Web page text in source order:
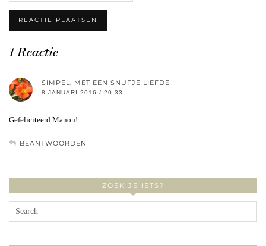
1 Reactie
SIMPEL, MET EEN SNUFJE LIEFDE
8 JANUARI 2016 / 20:33
Gefeliciteerd Manon!
BEANTWOORDEN
ZOEK JE IETS?